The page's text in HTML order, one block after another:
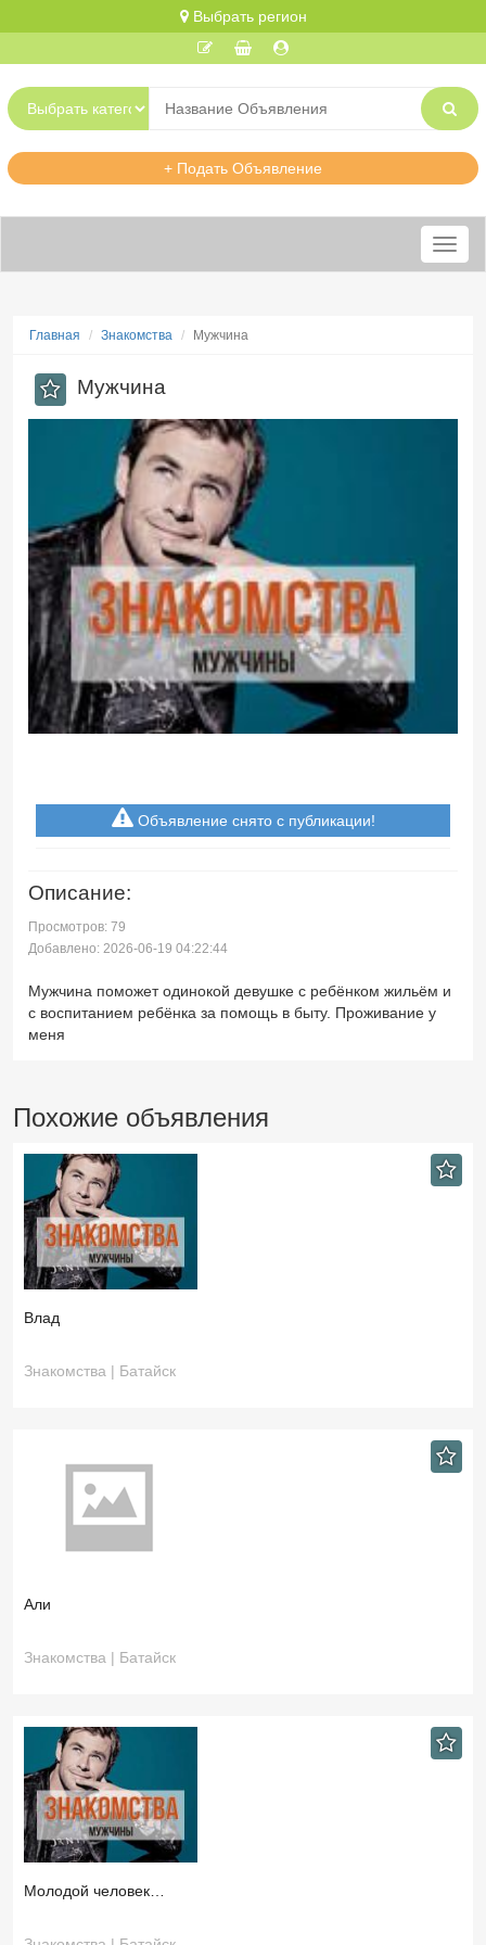
Выбрать регион
+ Подать Объявление
Меню
Главная Знакомства Мужчина
Мужчина
Объявление снято с публикации!
Описание:
Просмотров: 79
Добавлено: 2026-06-19 04:22:44
Мужчина поможет одинокой девушке с ребёнком жильём и
с воспитанием ребёнка за помощь в быту. Проживание у
меня
Похожие объявления
Влад
Знакомства | Батайск
Али
Знакомства | Батайск
Молодой человек…